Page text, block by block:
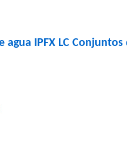
agua IPFX LC